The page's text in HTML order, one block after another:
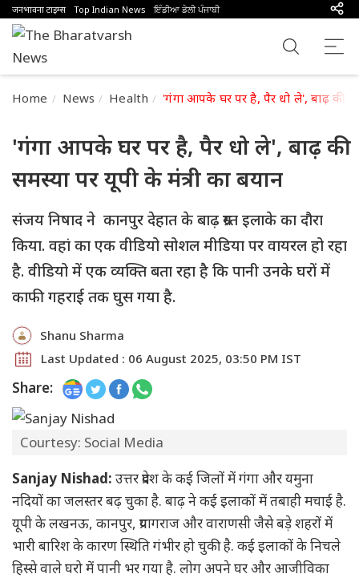
जनभावना टाइम्स Top Indian News ਇੰਡੀਆ ਡੇਲੀ ਪੰਜਾਬੀ
Home News Health 'गंगा आपके घर पर है, पैर धो ले', बाढ़ की
'गंगा आपके घर पर है, पैर धो ले', बाढ़ की
समस्या पर यूपी के मंत्री का बयान
संजय निषाद ने कानपुर देहात के बाढ़ ग्रस्त इलाके का दौरा
किया. वहां का एक वीडियो सोशल मीडिया पर वायरल हो रहा
है. वीडियो में एक व्यक्ति बता रहा है कि पानी उनके घरों में
काफी गहराई तक घुस गया है.
Shanu Sharma
Last Updated : 06 August 2025, 03:50 PM IST
Share:
Courtesy: Social Media
Sanjay Nishad: उत्तर प्रदेश के कई जिलों में गंगा और यमुना
नदियों का जलस्तर बढ़ चुका है. बाढ़ ने कई इलाकों में तबाही मचाई है.
यूपी के लखनऊ, कानपुर, प्रयागराज और वाराणसी जैसे बड़े शहरों में
भारी बारिश के कारण स्थिति गंभीर हो चुकी है. कई इलाकों के निचले
हिस्से वाले घरो में पानी भर गया है. लोग अपने घर और आजीविका